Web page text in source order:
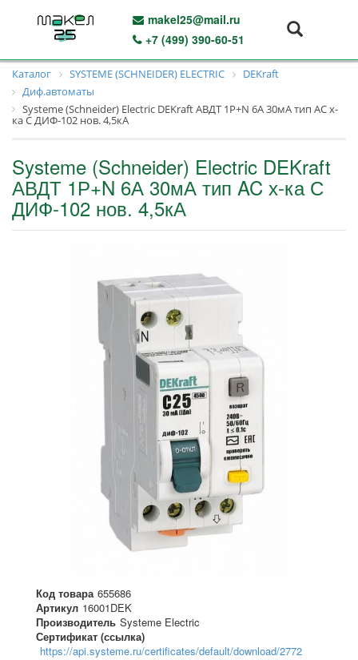
makel25@mail.ru
+7 (499) 390-60-51
Каталог SYSTEME (SCHNEIDER) ELECTRIC
DEKraft
Диф.автоматы
Systeme (Schneider) Electric DEKraft АВДТ 1Р+N 6А 30мА тип AC х-
ка С ДИФ-102 нов. 4,5кА
Systeme (Schneider) Electric DEKraft
АВДТ 1Р+N 6А 30мА тип AC х-ка С
ДИФ-102 нов. 4,5кА
Код товара 655686
Артикул 16001DEK
Производитель Systeme Electric
Сертификат (ссылка)
https://api.systeme.ru/certificates/default/download/2772